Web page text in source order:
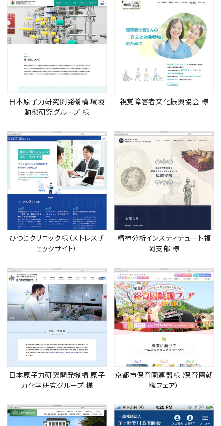
日本原子力研究開発機構 環境
動態研究グループ 様
視覚障害者文化振興協会 様
ひつじクリニック様（ストレスチ
ェックサイト）
精神分析インスティテュート福
岡支部 様
日本原子力研究開発機構 原子
力化学研究グループ 様
京都市保育園連盟様（保育園就
職フェア）